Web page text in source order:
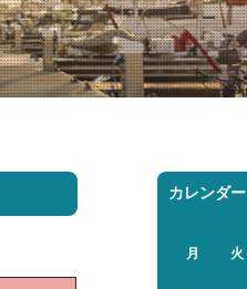
カレンダー
月
火